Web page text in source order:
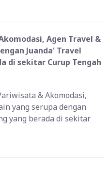
Agen Travel &
Juanda' Travel
di sekitar Curup Tengah
& Akomodasi,
yang serupa dengan
yang berada di sekitar